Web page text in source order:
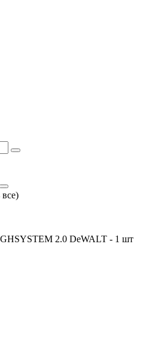
2.0 DeWALT - 1 шт